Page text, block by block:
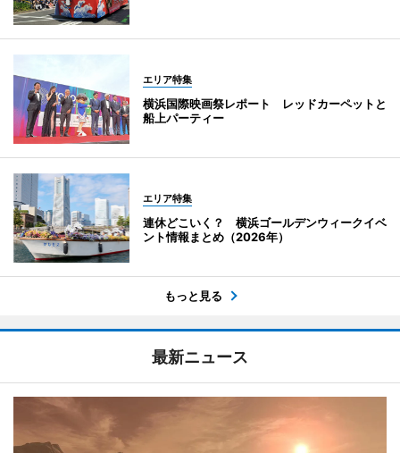
エリア特集
横浜国際映画祭レポート レッドカーペットと
船上パーティー
エリア特集
連休どこいく？ 横浜ゴールデンウィークイベ
ント情報まとめ（2026年）
もっと見る
最新ニュース